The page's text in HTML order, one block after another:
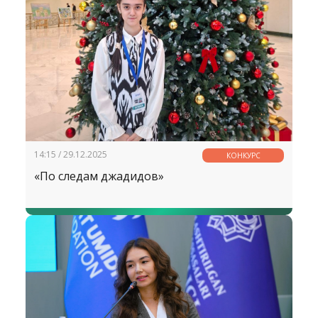
14:15 / 29.12.2025 КОНКУРС
«По следам джадидов»